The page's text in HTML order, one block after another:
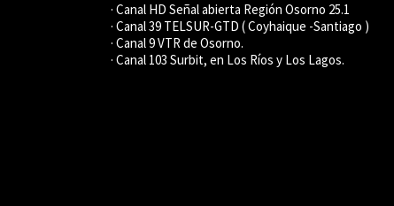
· Canal HD Señal abierta Región Osorno 25.1
· Canal 39 TELSUR-GTD ( Coyhaique -Santiago )
· Canal 9 VTR de Osorno.
· Canal 103 Surbit, en Los Ríos y Los Lagos.